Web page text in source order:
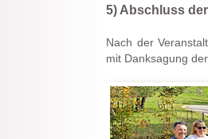
5) Abschluss
Nach der
mit Danksagung